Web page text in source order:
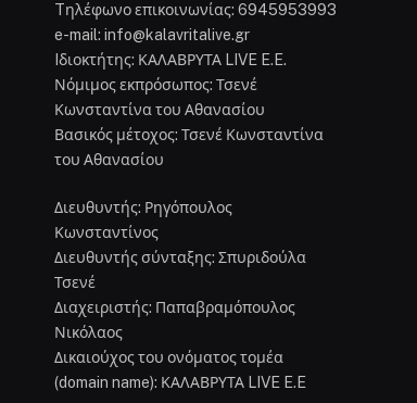
Tηλέφωνο επικοινωνίας: 6945953993
e-mail: info@kalavritalive.gr
Iδιοκτήτης: ΚΑΛΑΒΡΥΤΑ LIVE E.E.
Νόμιμος εκπρόσωπος: Τσενέ
Κωνσταντίνα του Αθανασίου
Βασικός μέτοχος: Τσενέ Κωνσταντίνα
του Αθανασίου
Διευθυντής: Ρηγόπουλος
Κωνσταντίνος
Διευθυντής σύνταξης: Σπυριδούλα
Τσενέ
Διαχειριστής: Παπαβραμόπουλος
Νικόλαος
Δικαιούχος του ονόματος τομέα
(domain name): ΚΑΛΑΒΡΥΤΑ LIVE E.E